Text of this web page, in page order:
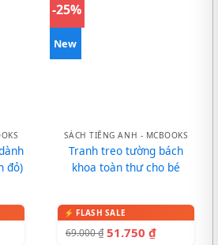
đỏ)
-25%
New
SÁCH TIẾNG ANH - MCBOOKS
Tranh treo tường bách
khoa toàn thư cho bé
69.000₫ 51.750 ₫